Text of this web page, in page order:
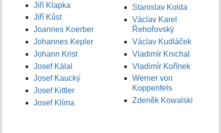
Jiří Klapka
Jiří Kůst
Joannes Koerber
Johannes Kepler
Johann Krist
Josef Kálal
Josef Kaucký
Josef Kittler
Josef Klíma
Stanislav Kolda
Václav Karel
Řehořovský
Václav Kudláček
Vladimír Knichal
Vladimír Kořínek
Werner von
Koppenfels
Zdeněk Kowalski